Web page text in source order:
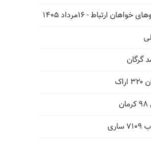
ارتباط - ۱۶مرداد ۱۴۰۵
گرگان